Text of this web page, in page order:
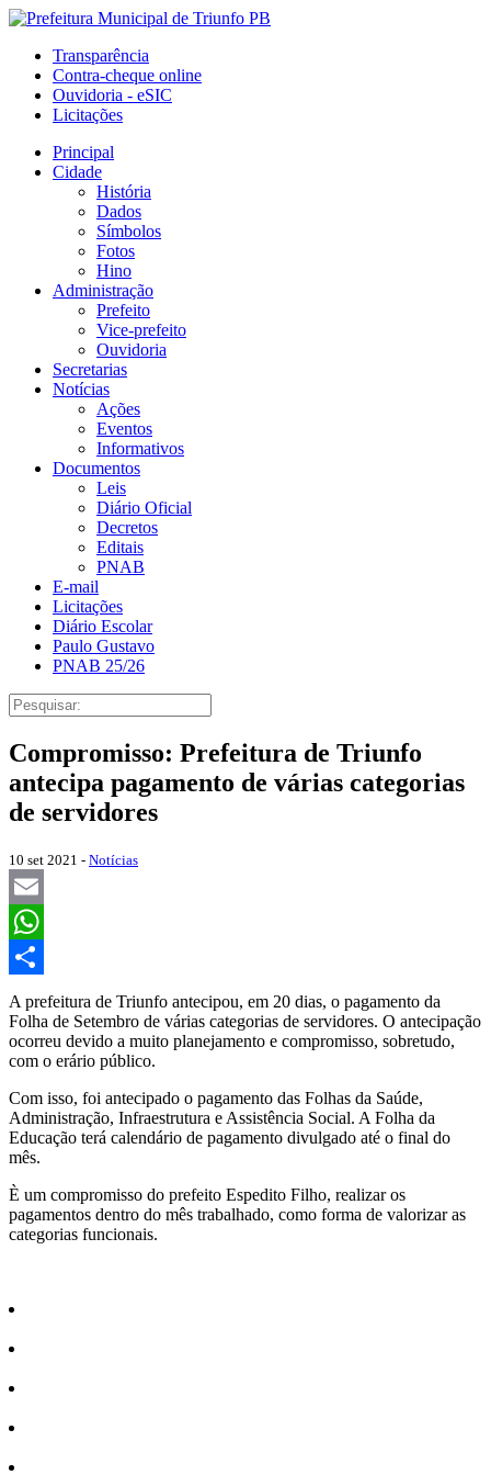
Transparência
Contra-cheque online
Ouvidoria - eSIC
Licitações
Principal
Cidade
História
Dados
Símbolos
Fotos
Hino
Administração
Prefeito
Vice-prefeito
Ouvidoria
Secretarias
Notícias
Ações
Eventos
Informativos
Documentos
Leis
Diário Oficial
Decretos
Editais
PNAB
E-mail
Licitações
Diário Escolar
Paulo Gustavo
PNAB 25/26
Compromisso: Prefeitura de Triunfo
antecipa pagamento de várias categorias
de servidores
10 set 2021 - Notícias
Email
WhatsApp
Share
A prefeitura de Triunfo antecipou, em 20 dias, o pagamento da
Folha de Setembro de várias categorias de servidores. O antecipação
ocorreu devido a muito planejamento e compromisso, sobretudo,
com o erário público.
Com isso, foi antecipado o pagamento das Folhas da Saúde,
Administração, Infraestrutura e Assistência Social. A Folha da
Educação terá calendário de pagamento divulgado até o final do
mês.
È um compromisso do prefeito Espedito Filho, realizar os
pagamentos dentro do mês trabalhado, como forma de valorizar as
categorias funcionais.